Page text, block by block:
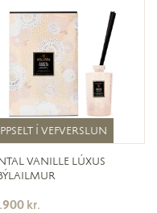
Í VEFVERSLUN
Í VEFVERSLUN
VANILLE LÚXUS
kr.